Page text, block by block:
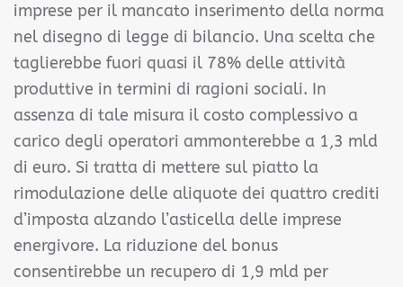
imprese per il mancato inserimento della norma
nel disegno di legge di bilancio. Una scelta che
taglierebbe fuori quasi il 78% delle attività
produttive in termini di ragioni sociali. In
assenza di tale misura il costo complessivo a
carico degli operatori ammonterebbe a 1,3 mld
di euro. Si tratta di mettere sul piatto la
rimodulazione delle aliquote dei quattro crediti
d’imposta alzando l’asticella delle imprese
energivore. La riduzione del bonus
consentirebbe un recupero di 1,9 mld per